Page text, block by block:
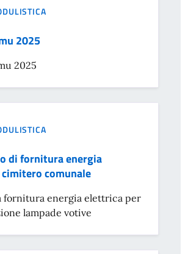
2025
2025
di fornitura energia
comunale
fornitura energia elettrica per
lampade votive